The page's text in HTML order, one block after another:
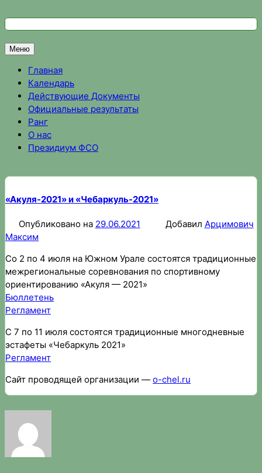
кФедерация спортивного ориентирования Омской области
Спортивное ориентирование в Омске, результаты
Меню
Главная
Календарь
Действующие Документы
Официальные результаты
Ранг
О нас
Президиум ФСО
«Акуля-2021» и «Чебаркуль-2021»
Опубликовано на 29.06.2021 Добавил Арцимович
Максим
Со 2 по 4 июля на Южном Урале состоятся традиционные
межрегиональные соревнования по спортивному
ориентированию «Акуля — 2021»
Бюллетень
Регламент
С 7 по 11 июля состоятся традиционные многодневные
эстафеты «Чебаркуль 2021»
Регламент
Сайт проводящей организации — o-chel.ru